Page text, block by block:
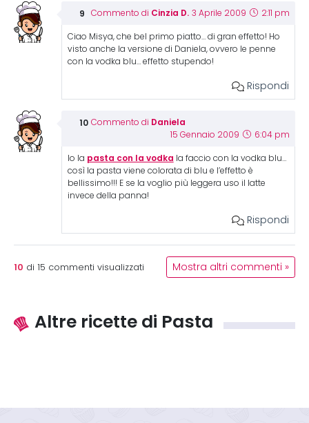
Commento di Cinzia D. 3 Aprile 2009 2:11 pm
Ciao Misya, che bel primo piatto… di gran effetto! Ho
visto anche la versione di Daniela, ovvero le penne
con la vodka blu… effetto stupendo!
Rispondi
Commento di Daniela
15 Gennaio 2009 6:04 pm
Io la pasta con la vodka la faccio con la vodka blu…
così la pasta viene colorata di blu e l’effetto è
bellissimo!!! E se la voglio più leggera uso il latte
invece della panna!
Rispondi
10 di 15 commenti visualizzati Mostra altri commenti »
Altre ricette di Pasta